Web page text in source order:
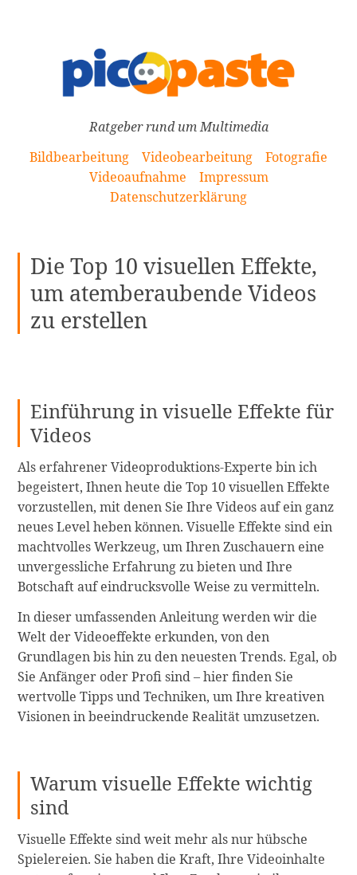
Ratgeber rund um Multimedia
Bildbearbeitung
Videobearbeitung
Fotografie
Videoaufnahme
Impressum
Datenschutzerklärung
Die Top 10 visuellen Effekte,
um atemberaubende Videos
zu erstellen
Einführung in visuelle Effekte für
Videos
Als erfahrener Videoproduktions-Experte bin ich
begeistert, Ihnen heute die Top 10 visuellen Effekte
vorzustellen, mit denen Sie Ihre Videos auf ein ganz
neues Level heben können. Visuelle Effekte sind ein
machtvolles Werkzeug, um Ihren Zuschauern eine
unvergessliche Erfahrung zu bieten und Ihre
Botschaft auf eindrucksvolle Weise zu vermitteln.
In dieser umfassenden Anleitung werden wir die
Welt der Videoeffekte erkunden, von den
Grundlagen bis hin zu den neuesten Trends. Egal, ob
Sie Anfänger oder Profi sind – hier finden Sie
wertvolle Tipps und Techniken, um Ihre kreativen
Visionen in beeindruckende Realität umzusetzen.
Warum visuelle Effekte wichtig
sind
Visuelle Effekte sind weit mehr als nur hübsche
Spielereien. Sie haben die Kraft, Ihre Videoinhalte